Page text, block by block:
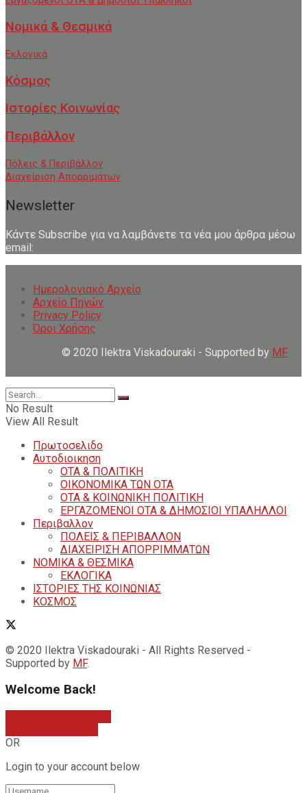
Νομικά & Θεσμικά
Εκλογικά
Κόσμος
Ιστορίες Κοινωνίας
Περιβάλλον
Πόλεις & Περιβάλλον
Διαχείριση Απορριμάτων
Newsletter
Κάντε Subscribe για να λαμβάνετε τα νέα μου άρθρα μέσω
email:
Ημερολογιακό Αρχείο
Αρχείο Πηγών
Privacy Policy
Όροι Χρήσης
© 2020 Ilektra Viskadouraki - Supported by MF
No Result
View All Result
Πρωτοσελιδο
Αυτοδιοικηση
ΟΤΑ & ΠΟΛΙΤΙΚΗ
ΟΙΚΟΝΟΜΙΚΑ ΤΩΝ ΟΤΑ
ΟΤΑ & ΚΟΙΝΩΝΙΚΗ ΠΟΛΙΤΙΚΗ
ΕΡΓΑΖΟΜΕΝΟΙ ΟΤΑ & ΔΗΜΟΣΙΟΙ ΥΠΑΛΗΛΛΟΙ
Περιβαλλον
ΠΟΛΕΙΣ & ΠΕΡΙΒΑΛΛΟΝ
ΔΙΑΧΕΙΡΙΣΗ ΑΠΟΡΡΙΜΜΑΤΩΝ
ΝΟΜΙΚΑ & ΘΕΣΜΙΚΑ
ΕΚΛΟΓΙΚΑ
ΙΣΤΟΡΙΕΣ ΤΗΣ ΚΟΙΝΩΝΙΑΣ
ΚΟΣΜΟΣ
© 2020 Ilektra Viskadouraki - All Rights Reserved -
Supported by MF.
Welcome Back!
OR
Login to your account below